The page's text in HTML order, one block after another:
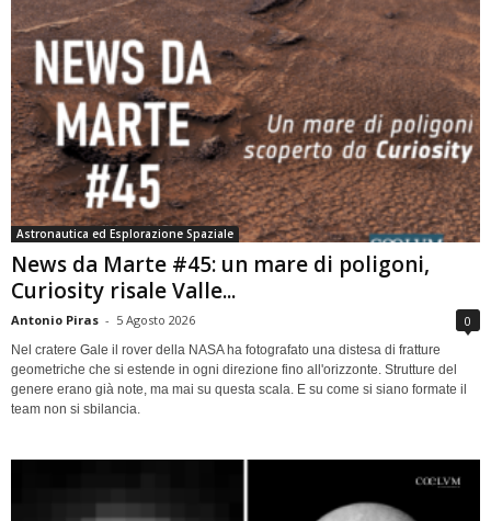
Astronautica ed Esplorazione Spaziale
News da Marte #45: un mare di poligoni,
Curiosity risale Valle...
Antonio Piras - 5 Agosto 2026 0
Nel cratere Gale il rover della NASA ha fotografato una distesa di fratture
geometriche che si estende in ogni direzione fino all'orizzonte. Strutture del
genere erano già note, ma mai su questa scala. E su come si siano formate il
team non si sbilancia.